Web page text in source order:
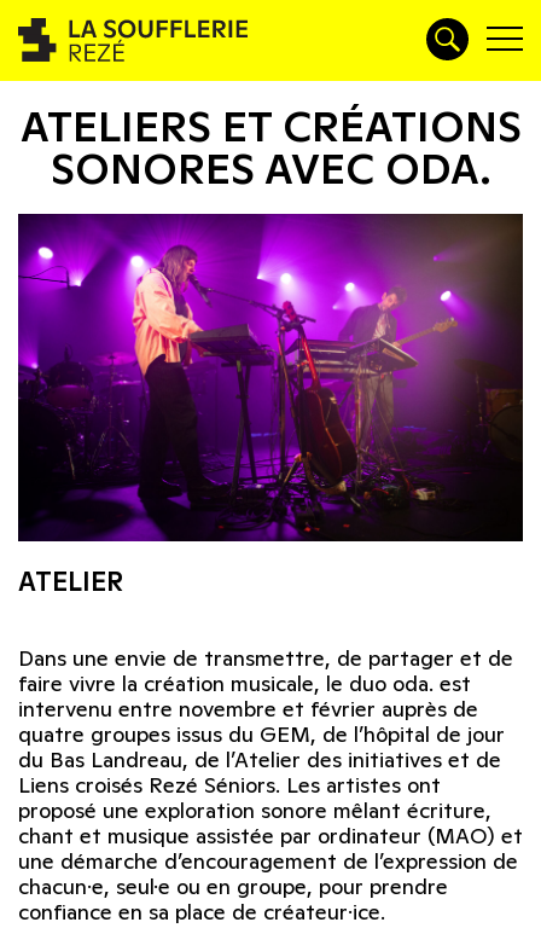
ATELIERS ET CRÉATIONS
SONORES AVEC ODA.
ATELIER
Dans une envie de transmettre, de partager et de
faire vivre la création musicale, le duo oda. est
intervenu entre novembre et février auprès de
quatre groupes issus du GEM, de l’hôpital de jour
du Bas Landreau, de l’Atelier des initiatives et de
Liens croisés Rezé Séniors. Les artistes ont
proposé une exploration sonore mêlant écriture,
chant et musique assistée par ordinateur (MAO) et
une démarche d’encouragement de l’expression de
chacun·e, seul·e ou en groupe, pour prendre
confiance en sa place de créateur·ice.